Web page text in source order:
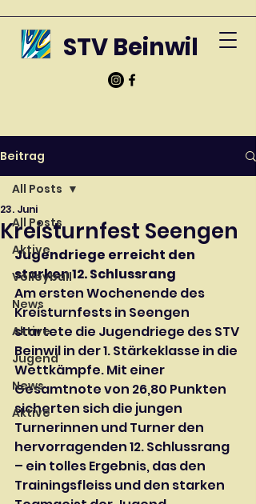
STV Beinwil
Beitrag
All Posts
Aktive
Volleyball
News
Aktive
Jugend
News
Aktive
All Posts
Kreisturnfest Seengen
23. Juni
Jugendriege erreicht den
starken 12. Schlussrang
Am ersten Wochenende des
Kreisturnfests in Seengen
startete die Jugendriege des STV
Beinwil in der 1. Stärkeklasse in die
Wettkämpfe. Mit einer
Gesamtnote von 26,80 Punkten
sicherten sich die jungen
Turnerinnen und Turner den
hervorragenden 12. Schlussrang
– ein tolles Ergebnis, das den
Trainingsfleiss und den starken